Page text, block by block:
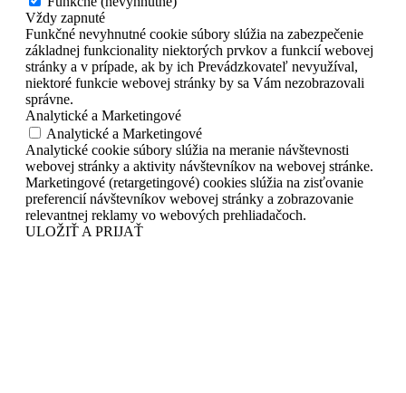
Vždy zapnuté
Funkčné nevyhnutné cookie súbory slúžia na zabezpečenie
základnej funkcionality niektorých prvkov a funkcií webovej
stránky a v prípade, ak by ich Prevádzkovateľ nevyužíval,
niektoré funkcie webovej stránky by sa Vám nezobrazovali
správne.
Analytické a Marketingové
Analytické a Marketingové
Analytické cookie súbory slúžia na meranie návštevnosti
webovej stránky a aktivity návštevníkov na webovej stránke.
Marketingové (retargetingové) cookies slúžia na zisťovanie
preferencií návštevníkov webovej stránky a zobrazovanie
relevantnej reklamy vo webových prehliadačoch.
ULOŽIŤ A PRIJAŤ